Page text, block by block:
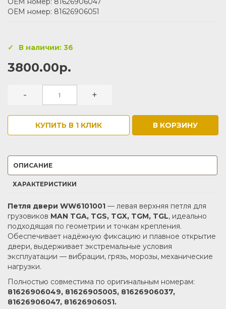
ОЕМ номер: 81626906051
В наличии: 36
3800.00р.
- +
КУПИТЬ В 1 КЛИК В КОРЗИНУ
ОПИСАНИЕ
ХАРАКТЕРИСТИКИ
Петля двери WW6101001 — левая верхняя петля для
грузовиков MAN TGA, TGS, TGX, TGM, TGL, идеально
подходящая по геометрии и точкам крепления.
Обеспечивает надёжную фиксацию и плавное открытие
двери, выдерживает экстремальные условия
эксплуатации — вибрации, грязь, морозы, механические
нагрузки.
Полностью совместима по оригинальным номерам:
81626906049, 81626905005, 81626906037,
81626906047, 81626906051.